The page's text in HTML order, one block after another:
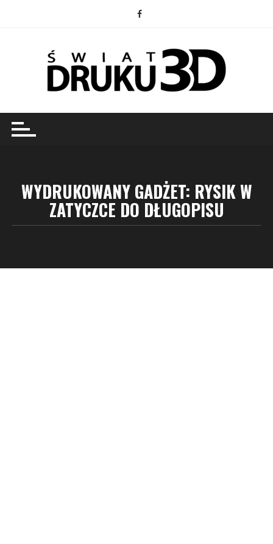
WYDRUKOWANY GADŻET: RYSIK W
ZATYCZCE DO DŁUGOPISU